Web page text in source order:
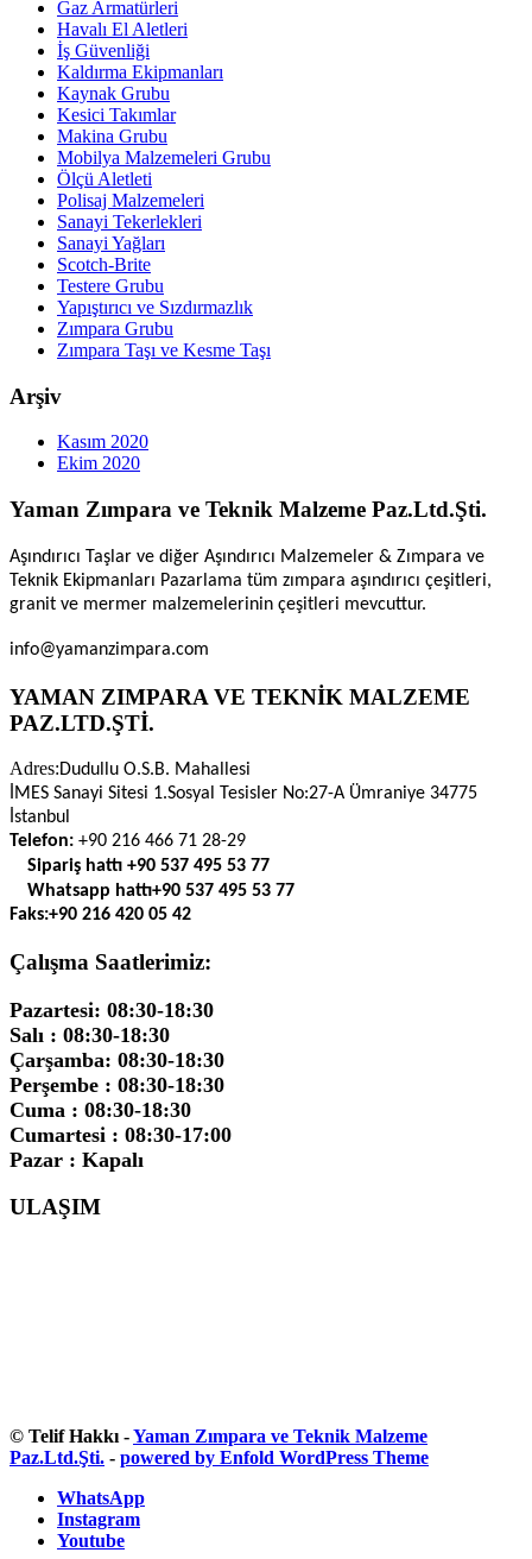
Gaz Armatürleri
Havalı El Aletleri
İş Güvenliği
Kaldırma Ekipmanları
Kaynak Grubu
Kesici Takımlar
Makina Grubu
Mobilya Malzemeleri Grubu
Ölçü Aletleti
Polisaj Malzemeleri
Sanayi Tekerlekleri
Sanayi Yağları
Scotch-Brite
Testere Grubu
Yapıştırıcı ve Sızdırmazlık
Zımpara Grubu
Zımpara Taşı ve Kesme Taşı
Arşiv
Kasım 2020
Ekim 2020
Yaman Zımpara ve Teknik Malzeme Paz.Ltd.Şti.
Aşındırıcı Taşlar ve diğer Aşındırıcı Malzemeler & Zımpara ve
Teknik Ekipmanları Pazarlama tüm zımpara aşındırıcı çeşitleri,
granit ve mermer malzemelerinin çeşitleri mevcuttur.
info@yamanzimpara.com
YAMAN ZIMPARA VE TEKNİK MALZEME
PAZ.LTD.ŞTİ.
Adres:Dudullu O.S.B. Mahallesi
İMES Sanayi Sitesi 1.Sosyal Tesisler No:27-A Ümraniye 34775
İstanbul
Telefon: +90 216 466 71 28-29
Sipariş hattı +90 537 495 53 77
Whatsapp hattı+90 537 495 53 77
Faks:+90 216 420 05 42
Çalışma Saatlerimiz:
Pazartesi: 08:30-18:30
Salı : 08:30-18:30
Çarşamba: 08:30-18:30
Perşembe : 08:30-18:30
Cuma : 08:30-18:30
Cumartesi : 08:30-17:00
Pazar : Kapalı
ULAŞIM
© Telif Hakkı -Yaman Zımpara ve Teknik Malzeme
Paz.Ltd.Şti. - powered by Enfold WordPress Theme
WhatsApp
Instagram
Youtube